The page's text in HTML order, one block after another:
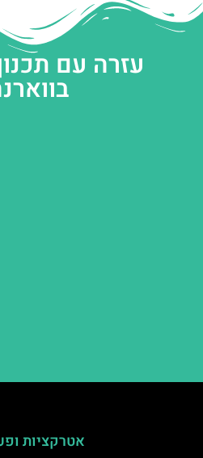
עזרה עם
אטרקציות